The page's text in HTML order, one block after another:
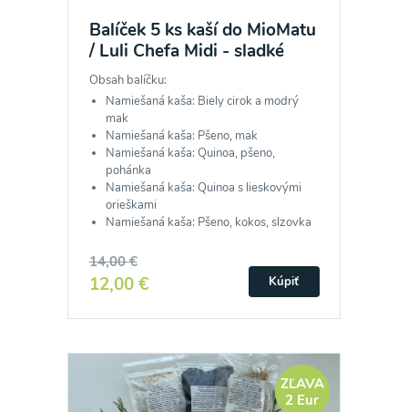
Balíček 5 ks kaší do MioMatu
/ Luli Chefa Midi - sladké
Obsah balíčku:
Namiešaná kaša: Biely cirok a modrý
mak
Namiešaná kaša: Pšeno, mak
Namiešaná kaša: Quinoa, pšeno,
pohánka
Namiešaná kaša: Quinoa s lieskovými
orieškami
Namiešaná kaša: Pšeno, kokos, slzovka
14,00 €
12,00 € Kúpiť
ZĽAVA
2 Eur